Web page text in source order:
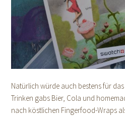
Natürlich würde auch bestens für
Trinken gabs Bier, Cola und
nach köstlichen Fingerfood-Wraps